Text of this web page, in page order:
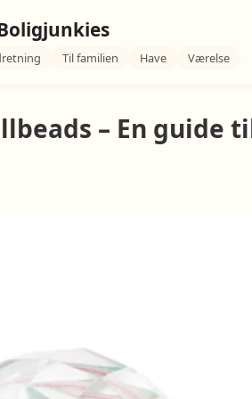
Til familien Have Værelse
– En guide